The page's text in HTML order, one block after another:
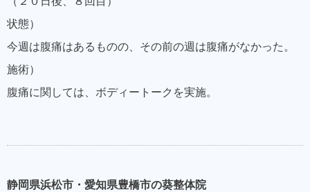
状態）
今週は腹痛はあるものの、その前の週は腹痛がなかった。
施術）
腹痛に関しては、ボディートークを実施。
静岡県浜松市・愛知県豊橋市の葵整体院